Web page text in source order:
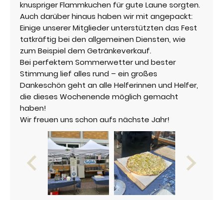
knuspriger Flammkuchen für gute Laune sorgten.
Auch darüber hinaus haben wir mit angepackt:
Einige unserer Mitglieder unterstützten das Fest
tatkräftig bei den allgemeinen Diensten, wie
zum Beispiel dem Getränkeverkauf.
Bei perfektem Sommerwetter und bester
Stimmung lief alles rund – ein großes
Dankeschön geht an alle Helferinnen und Helfer,
die dieses Wochenende möglich gemacht
haben!
Wir freuen uns schon aufs nächste Jahr!